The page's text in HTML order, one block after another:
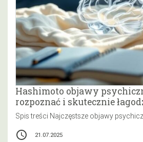
Hashimoto objawy
rozpoznać i skutecznie
access_time 21.07.2025